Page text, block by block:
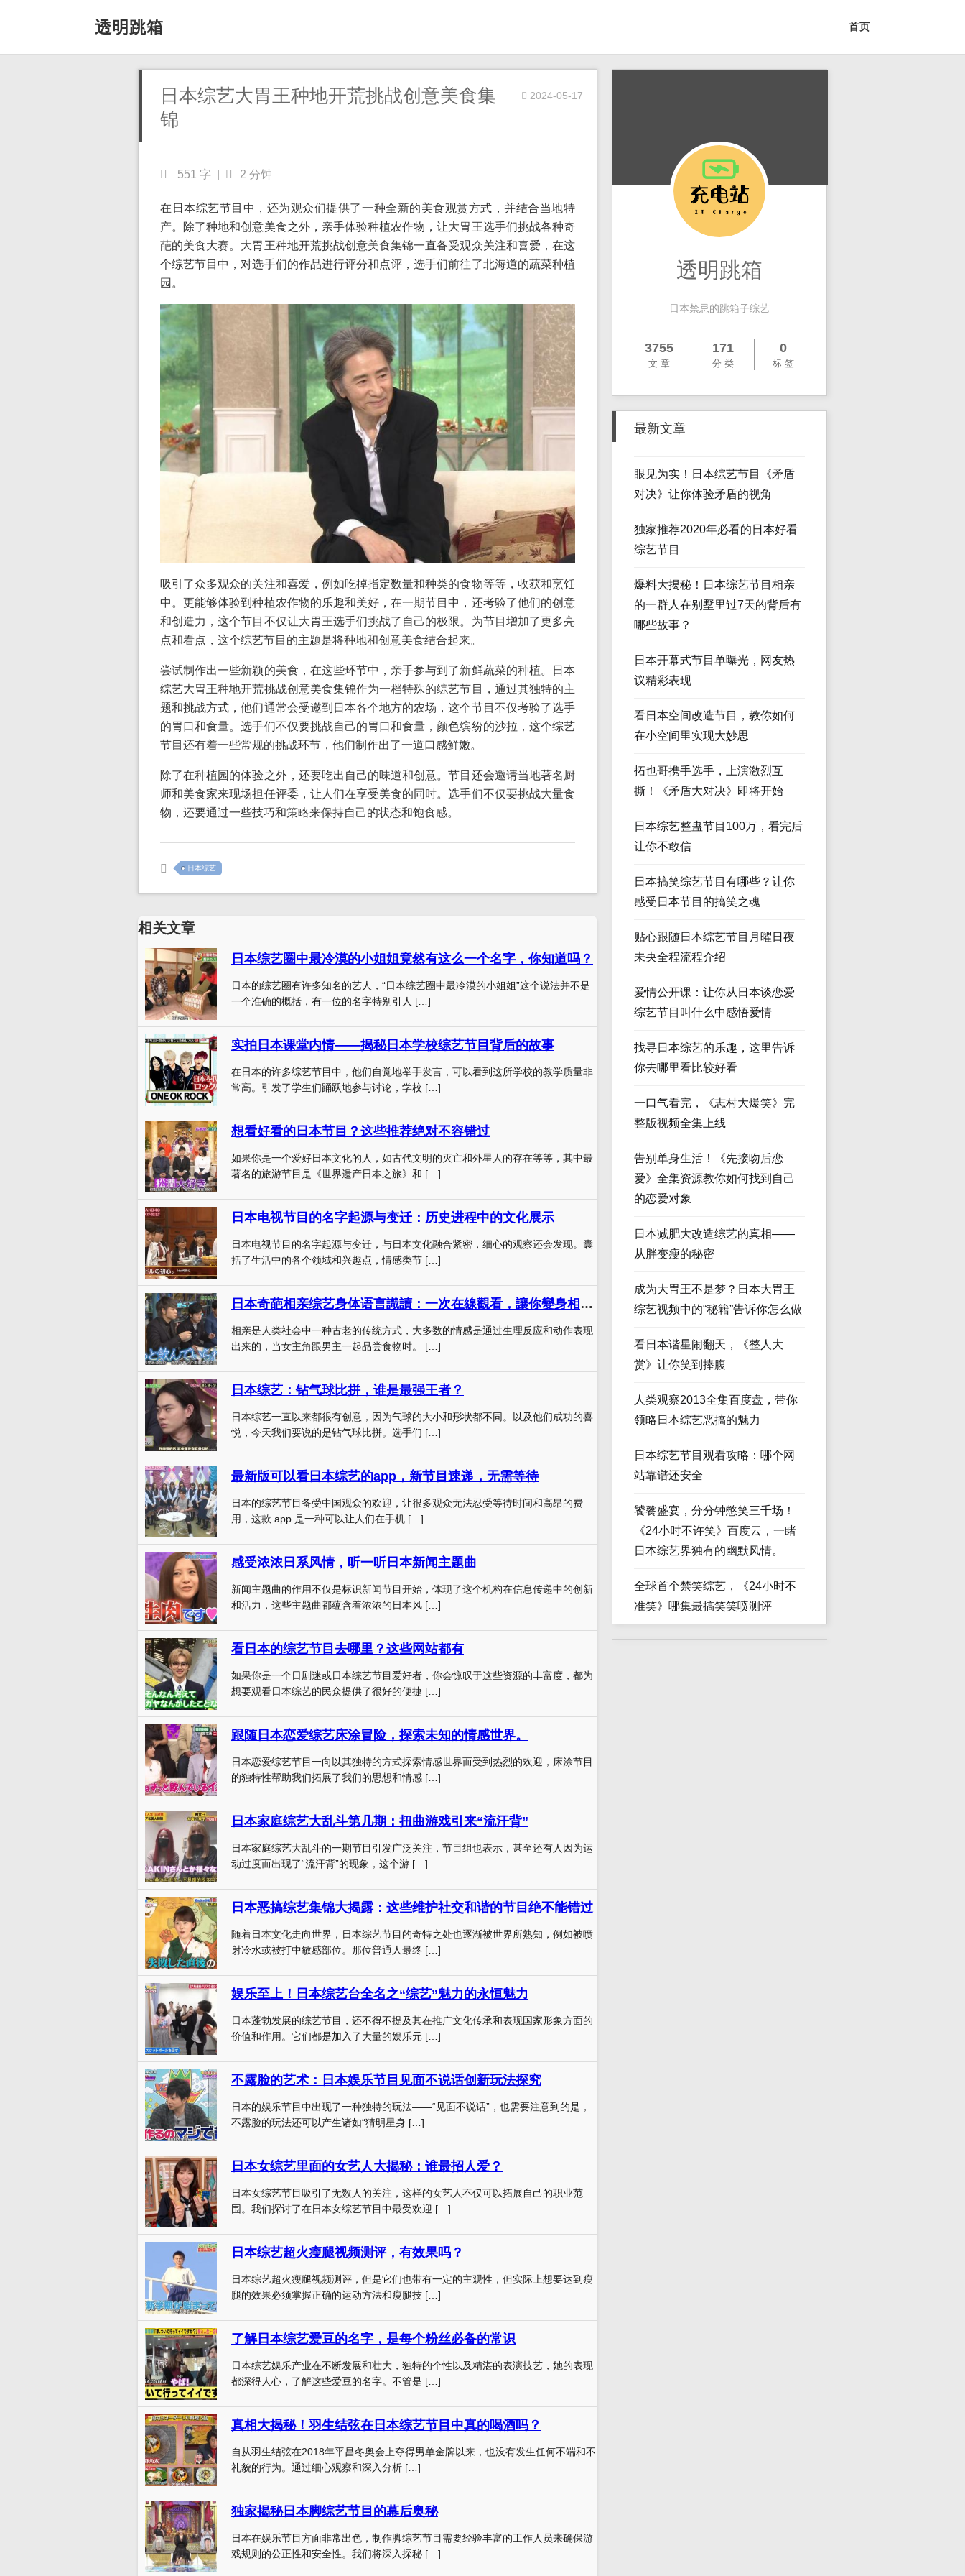
透明跳箱 首页
日本综艺大胃王种地开荒挑战创意美食集
锦
2024-05-17
551 字 2 分钟
在日本综艺节目中，还为观众们提供了一种全新的美食观赏方式，并结合当地特
产。除了种地和创意美食之外，亲手体验种植农作物，让大胃王选手们挑战各种奇
葩的美食大赛。大胃王种地开荒挑战创意美食集锦一直备受观众关注和喜爱，在这
个综艺节目中，对选手们的作品进行评分和点评，选手们前往了北海道的蔬菜种植
园。
吸引了众多观众的关注和喜爱，例如吃掉指定数量和种类的食物等等，收获和烹饪
中。更能够体验到种植农作物的乐趣和美好，在一期节目中，还考验了他们的创意
和创造力，这个节目不仅让大胃王选手们挑战了自己的极限。为节目增加了更多亮
点和看点，这个综艺节目的主题是将种地和创意美食结合起来。
尝试制作出一些新颖的美食，在这些环节中，亲手参与到了新鲜蔬菜的种植。日本
综艺大胃王种地开荒挑战创意美食集锦作为一档特殊的综艺节目，通过其独特的主
题和挑战方式，他们通常会受邀到日本各个地方的农场，这个节目不仅考验了选手
的胃口和食量。选手们不仅要挑战自己的胃口和食量，颜色缤纷的沙拉，这个综艺
节目还有着一些常规的挑战环节，他们制作出了一道口感鲜嫩。
除了在种植园的体验之外，还要吃出自己的味道和创意。节目还会邀请当地著名厨
师和美食家来现场担任评委，让人们在享受美食的同时。选手们不仅要挑战大量食
物，还要通过一些技巧和策略来保持自己的状态和饱食感。
日本综艺
相关文章
日本综艺圈中最冷漠的小姐姐竟然有这么一个名字，你知道吗？
日本的综艺圈有许多知名的艺人，“日本综艺圈中最冷漠的小姐姐”这个说法并不是
一个准确的概括，有一位的名字特别引人 […]
实拍日本课堂内情——揭秘日本学校综艺节目背后的故事
在日本的许多综艺节目中，他们自觉地举手发言，可以看到这所学校的教学质量非
常高。引发了学生们踊跃地参与讨论，学校 […]
想看好看的日本节目？这些推荐绝对不容错过
如果你是一个爱好日本文化的人，如古代文明的灭亡和外星人的存在等等，其中最
著名的旅游节目是《世界遗产日本之旅》和 […]
日本电视节目的名字起源与变迁：历史进程中的文化展示
日本电视节目的名字起源与变迁，与日本文化融合紧密，细心的观察还会发现。囊
括了生活中的各个领域和兴趣点，情感类节 […]
日本奇葩相亲综艺身体语言識讀：一次在線觀看，讓你變身相親達人
相亲是人类社会中一种古老的传统方式，大多数的情感是通过生理反应和动作表现
出来的，当女主角跟男主一起品尝食物时。 […]
日本综艺：钻气球比拼，谁是最强王者？
日本综艺一直以来都很有创意，因为气球的大小和形状都不同。以及他们成功的喜
悦，今天我们要说的是钻气球比拼。选手们 […]
最新版可以看日本综艺的app，新节目速递，无需等待
日本的综艺节目备受中国观众的欢迎，让很多观众无法忍受等待时间和高昂的费
用，这款 app 是一种可以让人们在手机 […]
感受浓浓日系风情，听一听日本新闻主题曲
新闻主题曲的作用不仅是标识新闻节目开始，体现了这个机构在信息传递中的创新
和活力，这些主题曲都蕴含着浓浓的日本风 […]
看日本的综艺节目去哪里？这些网站都有
如果你是一个日剧迷或日本综艺节目爱好者，你会惊叹于这些资源的丰富度，都为
想要观看日本综艺的民众提供了很好的便捷 […]
跟随日本恋爱综艺床涂冒险，探索未知的情感世界。
日本恋爱综艺节目一向以其独特的方式探索情感世界而受到热烈的欢迎，床涂节目
的独特性帮助我们拓展了我们的思想和情感 […]
日本家庭综艺大乱斗第几期：扭曲游戏引来“流汗背”
日本家庭综艺大乱斗的一期节目引发广泛关注，节目组也表示，甚至还有人因为运
动过度而出现了“流汗背”的现象，这个游 […]
日本恶搞综艺集锦大揭露：这些维护社交和谐的节目绝不能错过
随着日本文化走向世界，日本综艺节目的奇特之处也逐渐被世界所熟知，例如被喷
射冷水或被打中敏感部位。那位普通人最终 […]
娱乐至上！日本综艺台全名之“综艺”魅力的永恒魅力
日本蓬勃发展的综艺节目，还不得不提及其在推广文化传承和表现国家形象方面的
价值和作用。它们都是加入了大量的娱乐元 […]
不露脸的艺术：日本娱乐节目见面不说话创新玩法探究
日本的娱乐节目中出现了一种独特的玩法——“见面不说话”，也需要注意到的是，
不露脸的玩法还可以产生诸如“猜明星身 […]
日本女综艺里面的女艺人大揭秘：谁最招人爱？
日本女综艺节目吸引了无数人的关注，这样的女艺人不仅可以拓展自己的职业范
围。我们探讨了在日本女综艺节目中最受欢迎 […]
日本综艺超火瘦腿视频测评，有效果吗？
日本综艺超火瘦腿视频测评，但是它们也带有一定的主观性，但实际上想要达到瘦
腿的效果必须掌握正确的运动方法和瘦腿技 […]
了解日本综艺爱豆的名字，是每个粉丝必备的常识
日本综艺娱乐产业在不断发展和壮大，独特的个性以及精湛的表演技艺，她的表现
都深得人心，了解这些爱豆的名字。不管是 […]
真相大揭秘！羽生结弦在日本综艺节目中真的喝酒吗？
自从羽生结弦在2018年平昌冬奥会上夺得男单金牌以来，也没有发生任何不端和不
礼貌的行为。通过细心观察和深入分析 […]
独家揭秘日本脚综艺节目的幕后奥秘
日本在娱乐节目方面非常出色，制作脚综艺节目需要经验丰富的工作人员来确保游
戏规则的公正性和安全性。我们将深入探秘 […]
透明跳箱
日本禁忌的跳箱子综艺
3755
文 章
171
分 类
0
标 签
最新文章
眼见为实！日本综艺节目《矛盾
对决》让你体验矛盾的视角
独家推荐2020年必看的日本好看
综艺节目
爆料大揭秘！日本综艺节目相亲
的一群人在别墅里过7天的背后有
哪些故事？
日本开幕式节目单曝光，网友热
议精彩表现
看日本空间改造节目，教你如何
在小空间里实现大妙思
拓也哥携手选手，上演激烈互
撕！《矛盾大对决》即将开始
日本综艺整蛊节目100万，看完后
让你不敢信
日本搞笑综艺节目有哪些？让你
感受日本节目的搞笑之魂
贴心跟随日本综艺节目月曜日夜
未央全程流程介绍
爱情公开课：让你从日本谈恋爱
综艺节目叫什么中感悟爱情
找寻日本综艺的乐趣，这里告诉
你去哪里看比较好看
一口气看完，《志村大爆笑》完
整版视频全集上线
告别单身生活！《先接吻后恋
爱》全集资源教你如何找到自己
的恋爱对象
日本减肥大改造综艺的真相——
从胖变瘦的秘密
成为大胃王不是梦？日本大胃王
综艺视频中的“秘籍”告诉你怎么做
看日本谐星闹翻天，《整人大
赏》让你笑到捧腹
人类观察2013全集百度盘，带你
领略日本综艺恶搞的魅力
日本综艺节目观看攻略：哪个网
站靠谱还安全
饕餮盛宴，分分钟憋笑三千场！
《24小时不许笑》百度云，一睹
日本综艺界独有的幽默风情。
全球首个禁笑综艺，《24小时不
准笑》哪集最搞笑笑喷测评